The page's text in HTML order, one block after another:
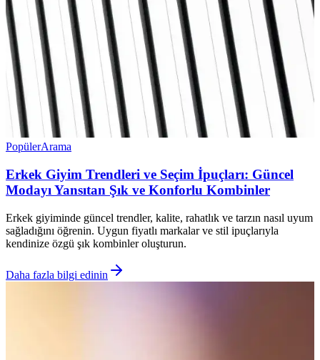
PopülerArama
Erkek Giyim Trendleri ve Seçim İpuçları: Güncel
Modayı Yansıtan Şık ve Konforlu Kombinler
Erkek giyiminde güncel trendler, kalite, rahatlık ve tarzın nasıl uyum
sağladığını öğrenin. Uygun fiyatlı markalar ve stil ipuçlarıyla
kendinize özgü şık kombinler oluşturun.
Daha fazla bilgi edinin